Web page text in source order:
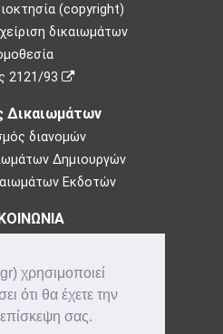
χρησιμοποιεί
ότι θα έχετε την
σας.
(copyright)
δικαιωμάτων
2121/93
Δικαιωμάτων
διανομών
Δημιουργών
Εκδοτών
3849100
info@osdel.gr